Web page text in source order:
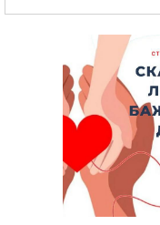
освіти через
У Черкасах
загиблих воїнів
До 1 вересня
розмітку біля
На честь
Черкасах
На
проведуть